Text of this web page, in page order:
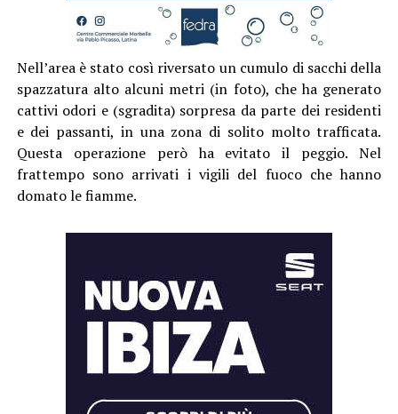
Nell’area è stato così riversato un cumulo di sacchi della
spazzatura alto alcuni metri (in foto), che ha generato
cattivi odori e (sgradita) sorpresa da parte dei residenti
e dei passanti, in una zona di solito molto trafficata.
Questa operazione però ha evitato il peggio. Nel
frattempo sono arrivati i vigili del fuoco che hanno
domato le fiamme.